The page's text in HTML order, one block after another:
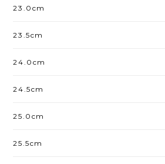
23.0cm
23.5cm
24.0cm
24.5cm
25.0cm
25.5cm